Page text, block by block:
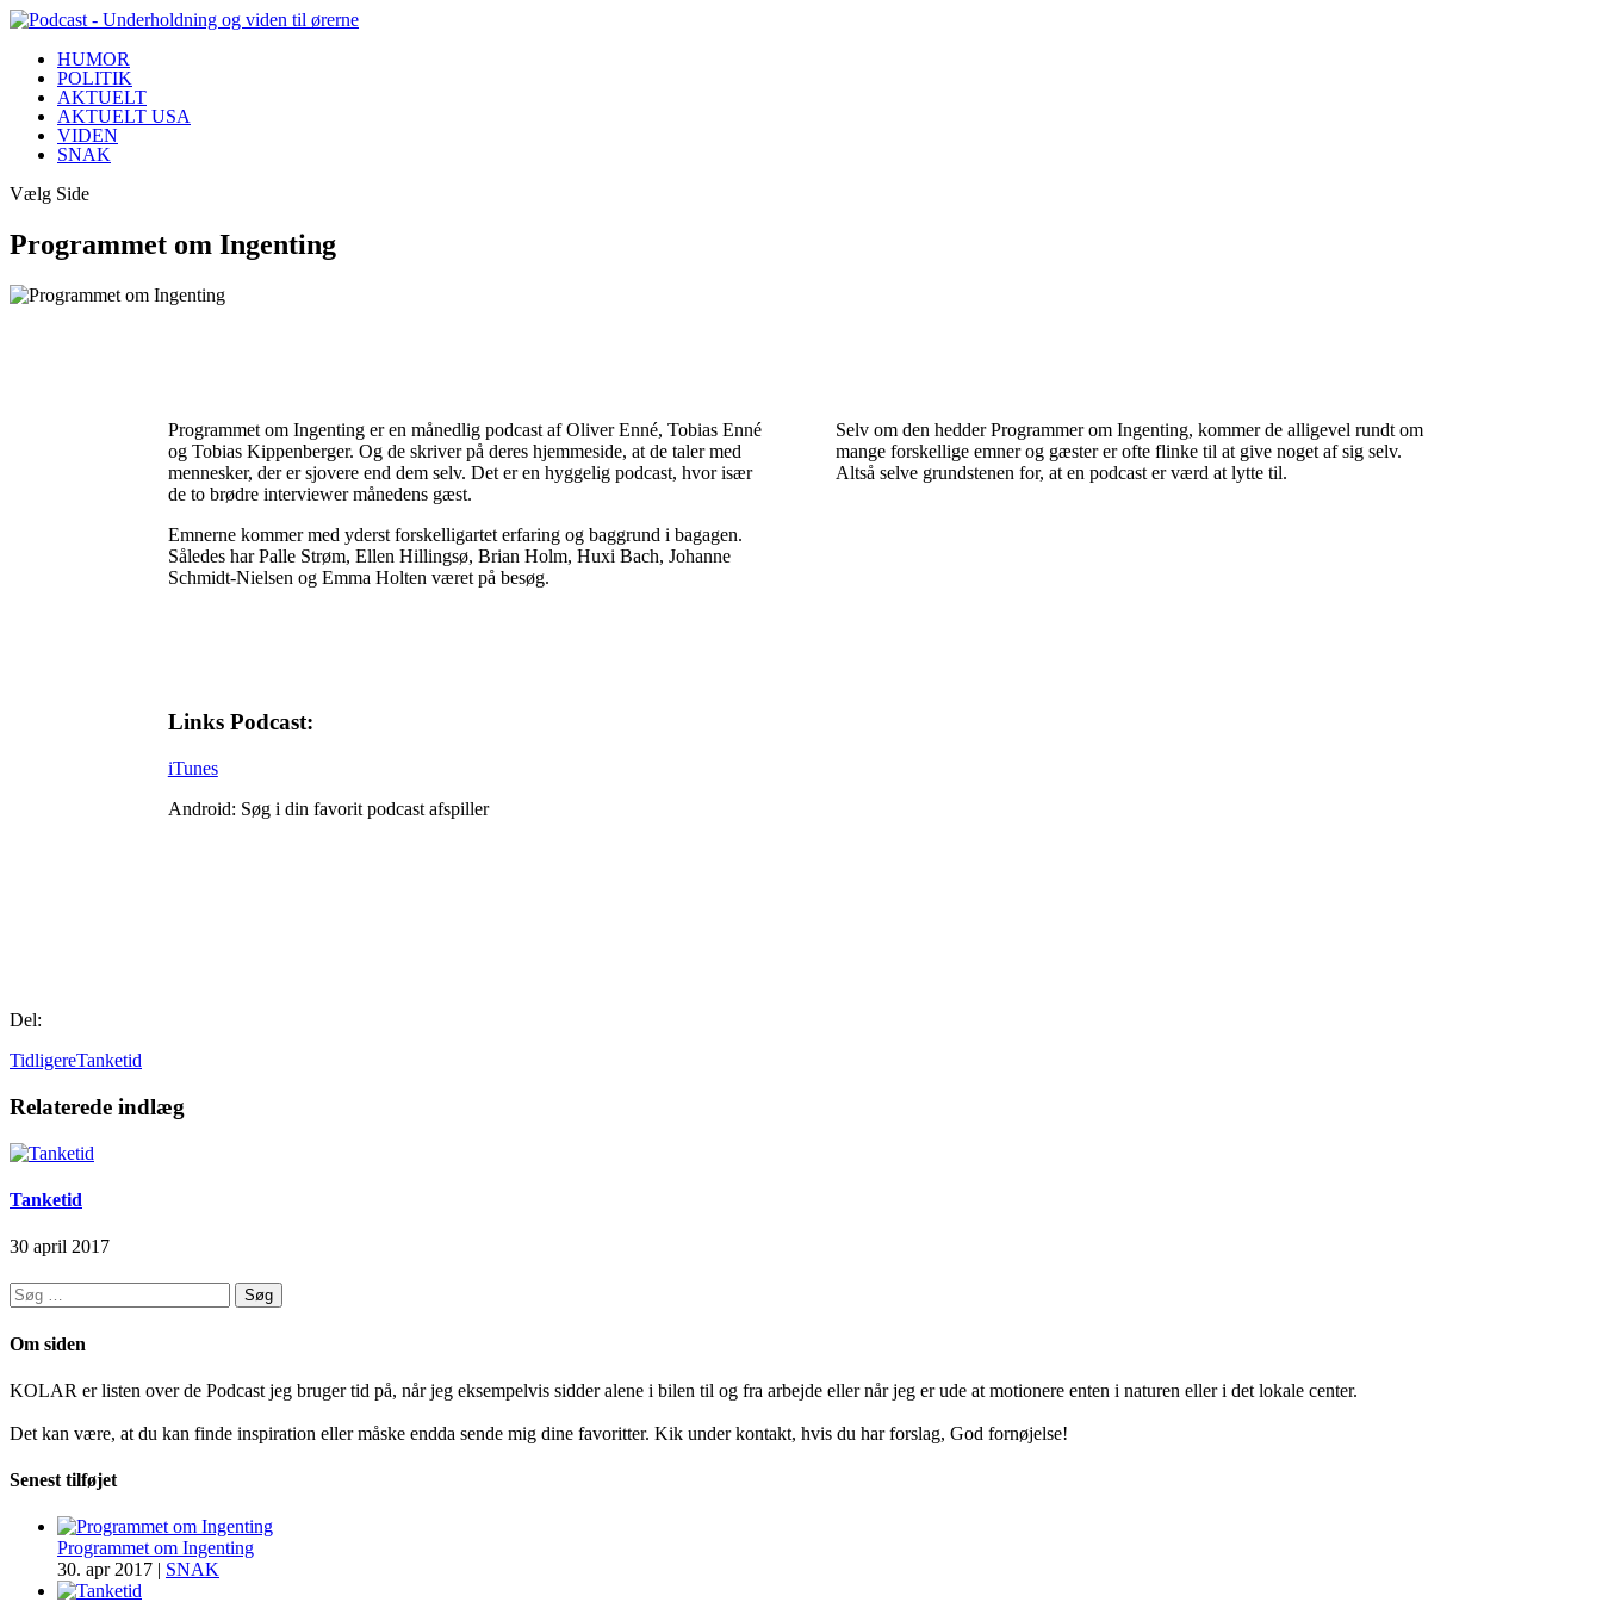
HUMOR
POLITIK
AKTUELT
AKTUELT USA
VIDEN
SNAK
Vælg Side
Programmet om Ingenting
Programmet om Ingenting er en månedlig podcast af Oliver Enné, Tobias Enné
og Tobias Kippenberger. Og de skriver på deres hjemmeside, at de taler med
mennesker, der er sjovere end dem selv. Det er en hyggelig podcast, hvor især
de to brødre interviewer månedens gæst.
Emnerne kommer med yderst forskelligartet erfaring og baggrund i bagagen.
Således har Palle Strøm, Ellen Hillingsø, Brian Holm, Huxi Bach, Johanne
Schmidt-Nielsen og Emma Holten været på besøg.
Selv om den hedder Programmer om Ingenting, kommer de alligevel rundt om
mange forskellige emner og gæster er ofte flinke til at give noget af sig selv.
Altså selve grundstenen for, at en podcast er værd at lytte til.
Links Podcast:
iTunes
Android: Søg i din favorit podcast afspiller
Del:
TidligereTanketid
Relaterede indlæg
Tanketid
30 april 2017
Søg
efter:
Om siden
KOLAR er listen over de Podcast jeg bruger tid på, når jeg eksempelvis sidder alene i bilen til og fra arbejde eller når jeg er ude at motionere enten i naturen eller i det lokale center.
Det kan være, at du kan finde inspiration eller måske endda sende mig dine favoritter. Kik under kontakt, hvis du har forslag, God fornøjelse!
Senest tilføjet
Programmet om Ingenting
30. apr 2017 | SNAK